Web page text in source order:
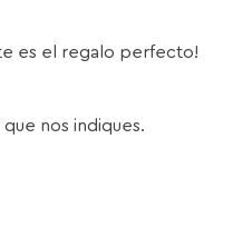
es el regalo perfecto!
nos indiques.